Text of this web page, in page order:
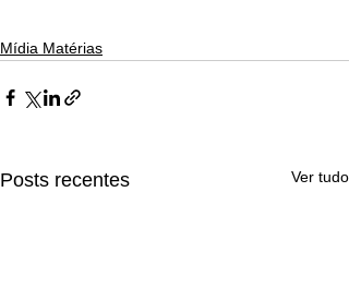
Mídia Matérias
Posts recentes Ver tudo